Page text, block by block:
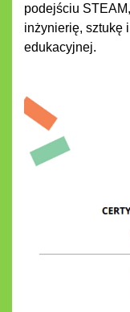
podejściu
inżynierię, sztukę
edukacyjnej.